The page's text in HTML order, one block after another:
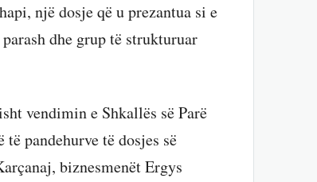
një dosje që u prezantua si e
dhe grup të strukturuar
vendimin e Shkallës së Parë
pandehurve të dosjes së
biznesmenët Ergys